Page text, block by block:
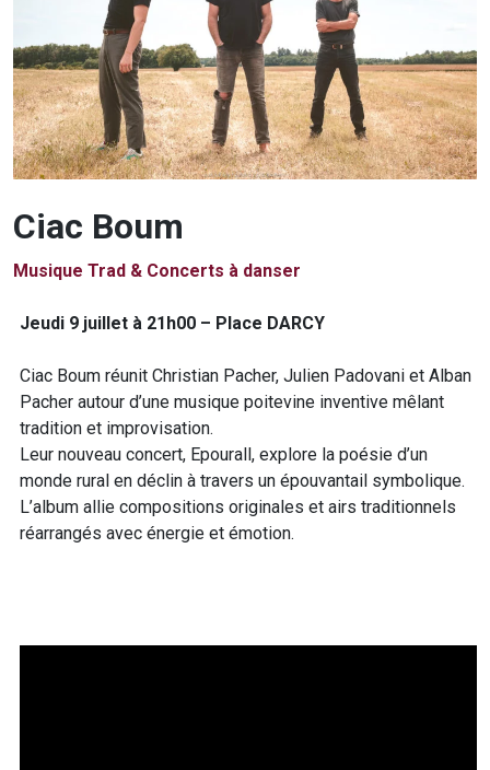
Ciac Boum
Musique Trad & Concerts à danser
Présentation du groupe
Jeudi 9 juillet à 21h00 – Place DARCY
Ciac Boum réunit Christian Pacher, Julien Padovani et Alban
Pacher autour d’une musique poitevine inventive mêlant
tradition et improvisation.
Leur nouveau concert, Epourall, explore la poésie d’un
monde rural en déclin à travers un épouvantail symbolique.
L’album allie compositions originales et airs traditionnels
réarrangés avec énergie et émotion.